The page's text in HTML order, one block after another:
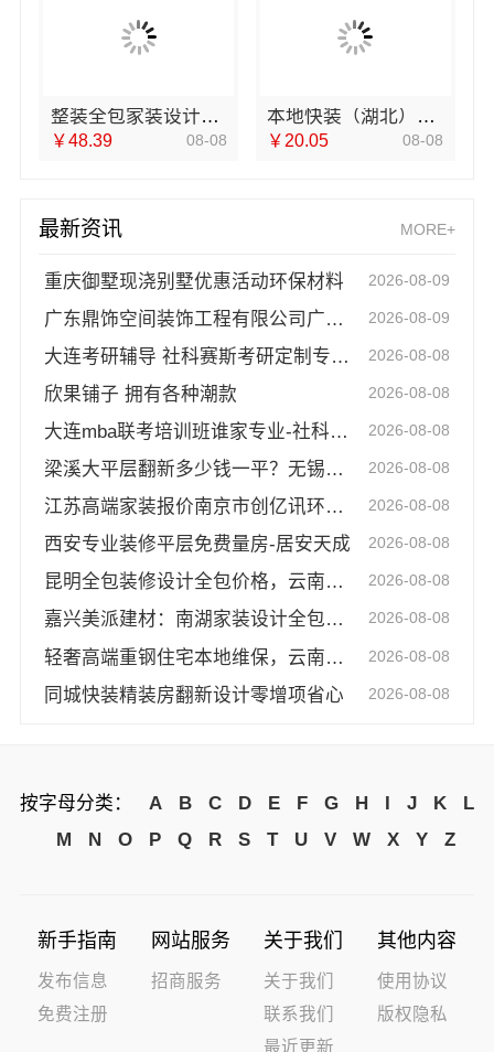
整装全包家装设计厨卫改造-宁波雅美和居建材科技
￥48.39 08-08
本地快装（湖北）科技有限公司：本地快捷住宅装修毛坯房
￥20.05 08-08
最新资讯 MORE+
重庆御墅现浇别墅优惠活动环保材料 2026-08-09
广东鼎饰空间装饰工程有限公司广东靠谱空间设计环保材料 2026-08-09
大连考研辅导 社科赛斯考研定制专属学生方案 2026-08-08
欣果铺子 拥有各种潮款 2026-08-08
大连mba联考培训班谁家专业-社科赛斯 2026-08-08
梁溪大平层翻新多少钱一平？无锡亿莱居装饰工程材料有限公司详解 2026-08-08
江苏高端家装报价南京市创亿讯环保新材料 2026-08-08
西安专业装修平层免费量房-居安天成 2026-08-08
昆明全包装修设计全包价格，云南至高新型建材有限公司透明报价 2026-08-08
嘉兴美派建材：南湖家装设计全包环保材料优选 2026-08-08
轻奢高端重钢住宅本地维保，云南晟构无忧 2026-08-08
同城快装精装房翻新设计零增项省心 2026-08-08
按字母分类： A B C D E F G H I J K
L
M
N O P Q R S T U V W X Y Z
新手指南
发布信息
免费注册
网站服务
招商服务
关于我们
关于我们
联系我们
最近更新
其他内容
使用协议
版权隐私